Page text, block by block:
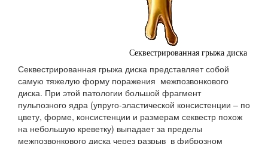
Секвестрированная грыжа диска
Секвестрированная грыжа диска представляет собой
самую тяжелую форму поражения межпозвонкового
диска. При этой патологии большой фрагмент
пульпозного ядра (упруго-эластической консистенции – по
цвету, форме, консистенции и размерам секвестр похож
на небольшую креветку) выпадает за пределы
межпозвонкового диска через разрыв в фиброзном